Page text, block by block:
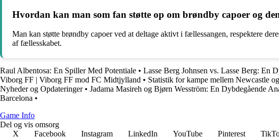
Hvordan kan man som fan støtte op om brøndby capoer og
Man kan støtte brøndby capoer ved at deltage aktivt i fællessangen, respektere
af fællesskabet.
Raul Albentosa: En Spiller Med Potentiale • Lasse Berg Johnsen vs. Lasse Berg: En
Viborg FF | Viborg FF mod FC Midtjylland • Statistik for kampe mellem Newcastle
Nyheder og Opdateringer• Jadama Masireh og Bjørn Wesström: En Dybdegående
Barcelona •
Game Info
Del og vis omsorg
X
Facebook Instagram LinkedIn YouTube Pinterest